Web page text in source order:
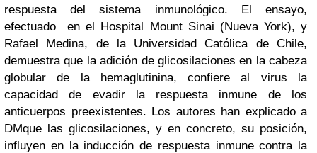
respuesta del sistema inmunológico. El ensayo,
efectuado en el Hospital Mount Sinai (Nueva York), y
Rafael Medina, de la Universidad Católica de Chile,
demuestra que la adición de glicosilaciones en la cabeza
globular de la hemaglutinina, confiere al virus la
capacidad de evadir la respuesta inmune de los
anticuerpos preexistentes. Los autores han explicado a
DMque las glicosilaciones, y en concreto, su posición,
influyen en la inducción de respuesta inmune contra la